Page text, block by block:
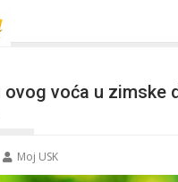
voća u zimske
Moj USK